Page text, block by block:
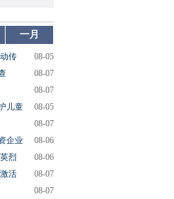
一月
传
08-05
08-07
08-07
儿童
08-05
08-07
企业
08-06
烈
08-06
活
08-07
08-07